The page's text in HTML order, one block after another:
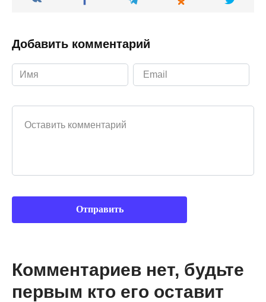
Добавить комментарий
Комментариев нет, будьте
первым кто его оставит